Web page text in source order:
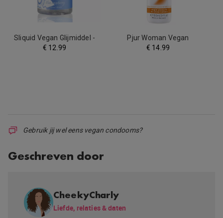
Sliquid Vegan Glijmiddel -
Blauwe Bes
€ 12.99
Pjur Woman Vegan
Glijmiddel - 100 ml
€ 14.99
Gebruik jij wel eens vegan condooms?
Geschreven door
CheekyCharly
Liefde, relaties & daten